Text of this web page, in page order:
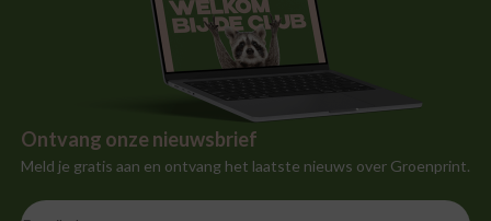
Ontvang onze nieuwsbrief
Meld je gratis aan en ontvang het laatste nieuws over Groenprint.